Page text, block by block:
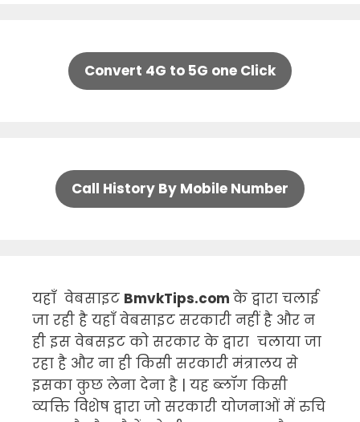
Convert 4G to 5G one Click
Call History By Mobile Number
यहाँ वेबसाइट BmvkTips.com के द्वारा चलाई
जा रही है यहाँ वेबसाइट सरकारी नहीं है और न
ही इस वेबसइट को सरकार के द्वारा चलाया जा
रहा है और ना ही किसी सरकारी मंत्रालय से
इसका कुछ लेना देना है | यह ब्लॉग किसी
व्यक्ति विशेष द्वारा जो सरकारी योजनाओं में रुचि